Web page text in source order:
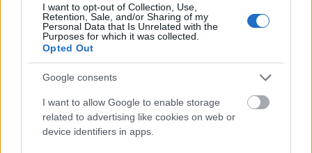
I want to opt-out of Collection, Use,
Retention, Sale, and/or Sharing of my
Personal Data that Is Unrelated with the
Purposes for which it was collected.
Opted Out
Google consents
I want to allow Google to enable storage
related to advertising like cookies on web or
device identifiers in apps.
1955-ben állt először kamera elé, azóta mintegy 150
filmben és tévéjátékban szerepelt, például a Szegény
gazdagok, a Kopjások és a Pogány Madonna című
filmekben, valamint a Bors, a Kántor, A fekete város
és a Szomszédok című tévésorozatokban.